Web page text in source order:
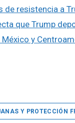
de resistencia a
que Trump
y
Y PROTECCIÓN